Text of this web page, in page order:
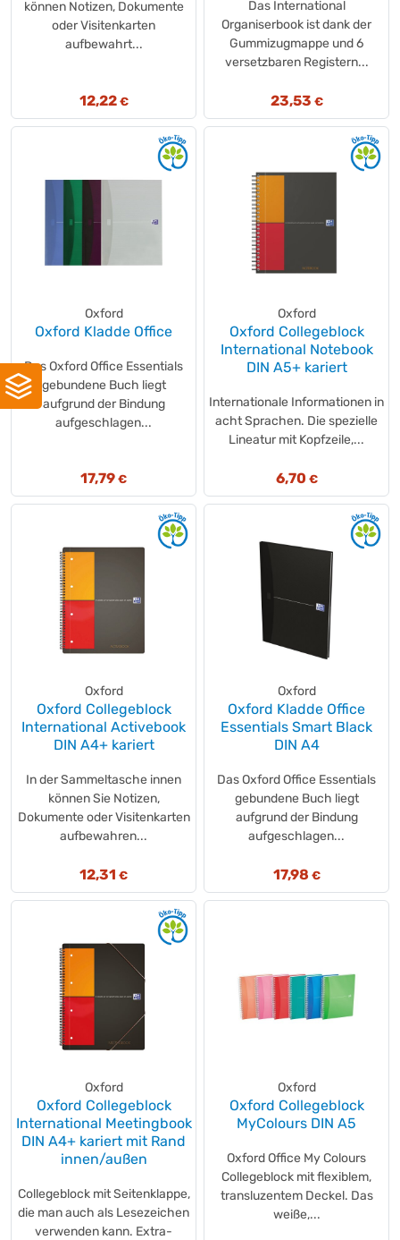
können Notizen, Dokumente
oder Visitenkarten
aufbewahrt...
12,22€
Das International
Organiserbook ist dank der
Gummizugmappe und 6
versetzbaren Registern...
23,53 €
Oxford
Oxford Kladde Office
Das Oxford Office Essentials
gebundene Buch liegt
aufgrund der Bindung
aufgeschlagen...
17,79 €
Oxford
Oxford Collegeblock
International Notebook
DIN A5+ kariert
Internationale Informationen in
acht Sprachen. Die spezielle
Lineatur mit Kopfzeile,...
6,70 €
Oxford
Oxford Collegeblock
International Activebook
DIN A4+ kariert
In der Sammeltasche innen
können Sie Notizen,
Dokumente oder Visitenkarten
aufbewahren...
12,31 €
Oxford
Oxford Kladde Office
Essentials Smart Black
DIN A4
Das Oxford Office Essentials
gebundene Buch liegt
aufgrund der Bindung
aufgeschlagen...
17,98 €
Oxford
Oxford Collegeblock
International Meetingbook
DIN A4+ kariert mit Rand
innen/außen
Collegeblock mit Seitenklappe,
die man auch als Lesezeichen
verwenden kann. Extra-
Oxford
Oxford Collegeblock
MyColours DIN A5
Oxford Office My Colours
Collegeblock mit flexiblem,
transluzentem Deckel. Das
weiße,...